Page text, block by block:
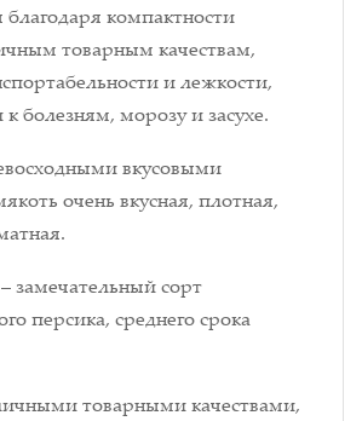
компактности
товарным качествам,
и лежкости,
к болезням, морозу и засухе.
вкусовыми
очень вкусная, плотная,
замечательный сорт
персика, среднего срока
товарными качествами,